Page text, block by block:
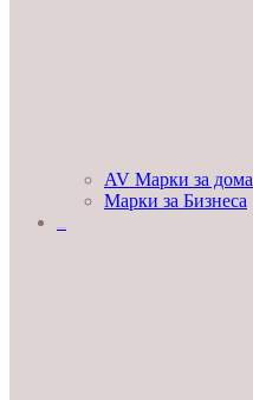
AV Марки за дома
Марки за Бизнеса